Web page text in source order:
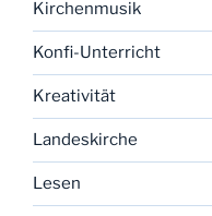
Kirchenmusik
Konfi-Unterricht
Kreativität
Landeskirche
Lesen